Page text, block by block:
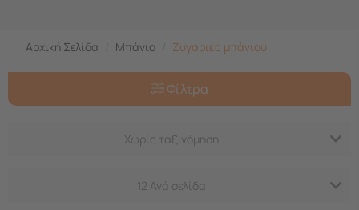
Αρχική Σελίδα Μπάνιο Ζυγαριές μπάνιου
Φίλτρα
Χωρίς ταξινόμηση
12 Ανά σελίδα